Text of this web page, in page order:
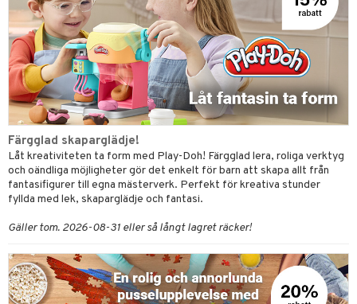
Färgglad skaparglädje!
Låt kreativiteten ta form med Play-Doh! Färgglad lera, roliga verktyg
och oändliga möjligheter gör det enkelt för barn att skapa allt från
fantasifigurer till egna mästerverk. Perfekt för kreativa stunder
fyllda med lek, skaparglädje och fantasi.
Gäller tom. 2026-08-31 eller så långt lagret räcker!
Love
Gris
Potter
Kitty
Mu
Pony
Patrol
Disney Princess
DUPLO
Friends
Minecraft
Ninjago
Speed Champions
Spidey
Super Heroes
leksaker
spel